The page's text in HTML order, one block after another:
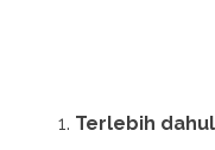
Terlebih